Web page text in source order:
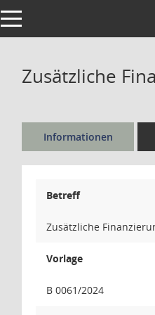
Toggle navigation
Zusätzliche
Informationen
Betreff
Zusätzliche
Vorlage
B 0061/2024